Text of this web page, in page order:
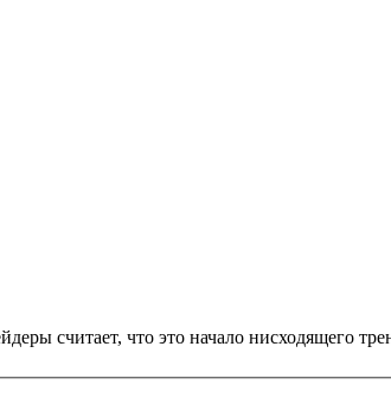
считает, что это начало нисходящего